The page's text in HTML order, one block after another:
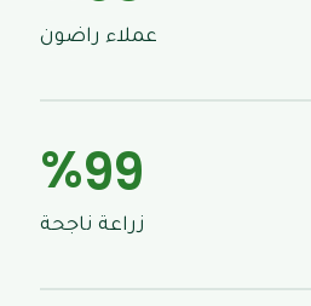
عملاء راضون
9
9
%
زراعة ناجحة